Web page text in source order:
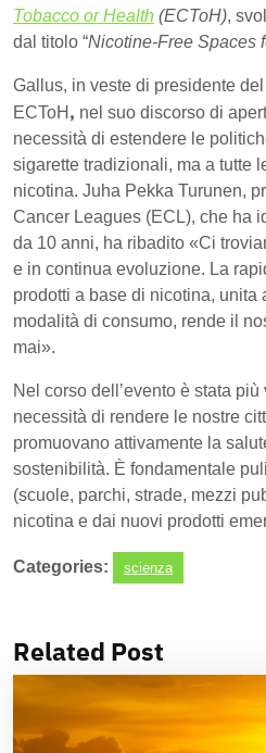
Tobacco or Health (ECToH),
dal titolo “Nicotine-Free Spaces
Gallus, in veste di presidente
ECToH , nel suo discorso di
necessità di estendere le
sigarette tradizionali, ma a tutte
nicotina. Juha Pekka Turunen,
Cancer Leagues (ECL), che ha
da 10 anni, ha ribadito «Ci
e in continua evoluzione. La
prodotti a base di nicotina, unita
modalità di consumo, rende il
mai».
Nel corso dell’evento è stata
necessità di rendere le nostre
promuovano attivamente la
sostenibilità. È fondamentale
(scuole, parchi, strade, mezzi
nicotina e dai nuovi prodotti
Categories: scienza
Related Post